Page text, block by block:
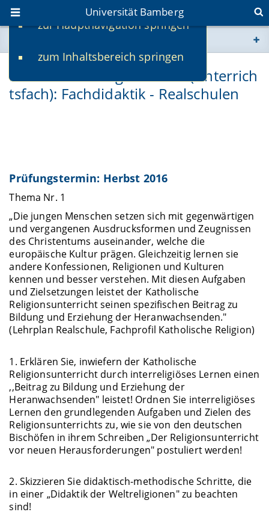
zur Hauptnavigation springen
zum Inhaltsbereich springen
Universität Bamberg
www.uni-bamberg.de
univis.uni-bamberg.de
Katholische Religionslehre (Unterrich
tsfach): Fachdidaktik - Realschulen
Prüfungstermin: Herbst 2016
Thema Nr. 1
„Die jungen Menschen setzen sich mit gegenwärtigen
und vergangenen Ausdrucksformen und Zeugnissen
des Christentums auseinander, welche die
europäische Kultur prägen. Gleichzeitig lernen sie
andere Konfessionen, Religionen und Kulturen
kennen und besser verstehen. Mit diesen Aufgaben
und Zielsetzungen leistet der Katholische
Religionsunterricht seinen spezifischen Beitrag zu
Bildung und Erziehung der Heranwachsenden."
(Lehrplan Realschule, Fachprofil Katholische Religion)
1. Erklären Sie, inwiefern der Katholische
Religionsunterricht durch interreligiöses Lernen einen
,,Beitrag zu Bildung und Erziehung der
Heranwachsenden" leistet! Ordnen Sie interreligiöses
Lernen den grundlegenden Aufgaben und Zielen des
Religionsunterrichts zu, wie sie von den deutschen
Bischöfen in ihrem Schreiben „Der Religionsunterricht
vor neuen Herausforderungen" postuliert werden!
2. Skizzieren Sie didaktisch-methodische Schritte, die
in einer „Didaktik der Weltreligionen" zu beachten
sind!